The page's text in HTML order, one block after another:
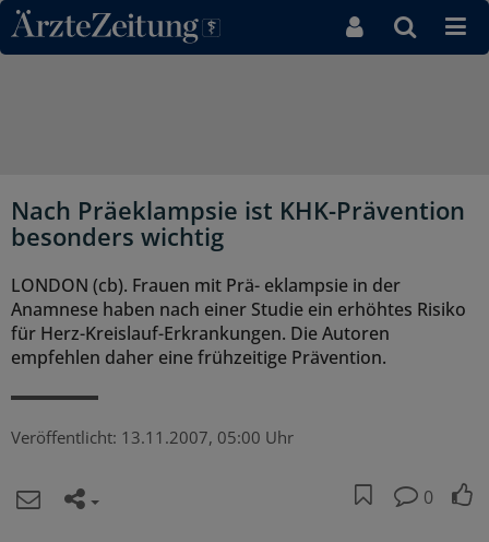
Direkt zum Inhaltsbereich
Nach Präeklampsie ist KHK-Prävention
besonders wichtig
LONDON (cb). Frauen mit Prä- eklampsie in der
Anamnese haben nach einer Studie ein erhöhtes Risiko
für Herz-Kreislauf-Erkrankungen. Die Autoren
empfehlen daher eine frühzeitige Prävention.
Veröffentlicht: 13.11.2007, 05:00 Uhr
0